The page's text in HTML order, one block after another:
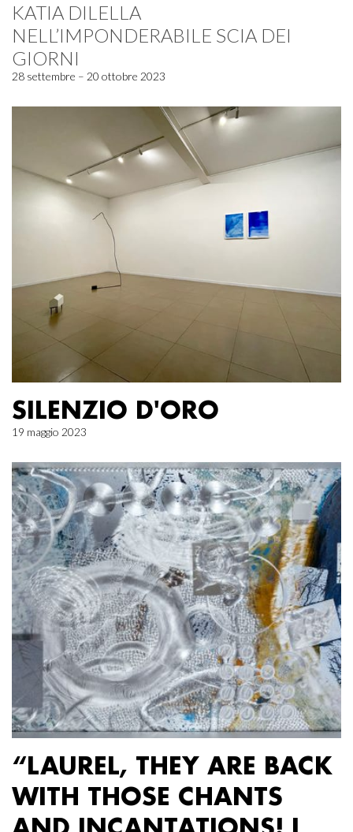
KATIA DILELLA
NELL’IMPONDERABILE SCIA DEI
GIORNI
28 settembre – 20 ottobre 2023
SILENZIO D'ORO
19 maggio 2023
“LAUREL, THEY ARE BACK
WITH THOSE CHANTS